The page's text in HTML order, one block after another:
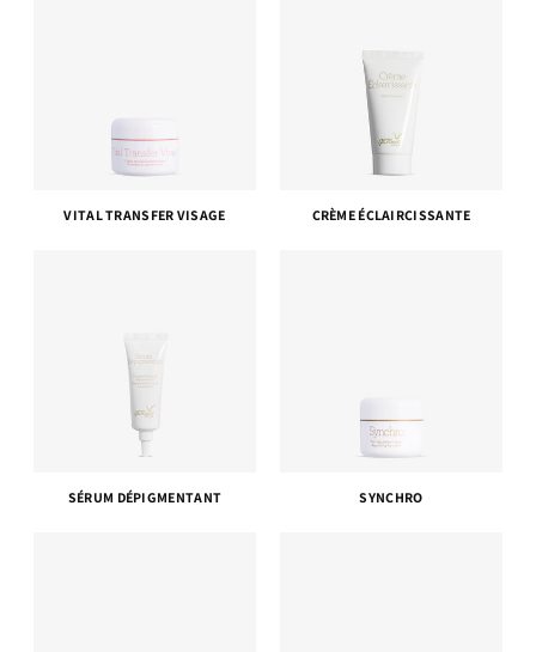
VITAL TRANSFER VISAGE CRÈME ÉCLAIRCISSANTE
SÉRUM DÉPIGMENTANT SYNCHRO